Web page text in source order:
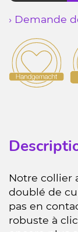
› Demande
Notre collier
doublé de
pas en
robuste à